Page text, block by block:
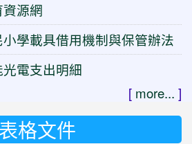
源網
學載具借用機制與保管辦法
電支出明細
[ more... ]
表格文件